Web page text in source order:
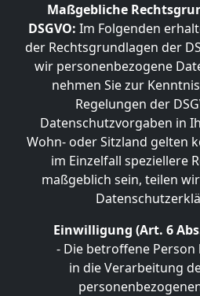
Maßgebliche
DSGVO: Im Folgenden
der Rechtsgrundlagen der
wir personenbezogene
nehmen Sie zur
Regelungen der
Datenschutzvorgaben in
Wohn- oder Sitzland gelten
im Einzelfall speziellere
maßgeblich sein, teilen
Einwilligung (Art. 6
- Die betroffene
in die Verarbeitung